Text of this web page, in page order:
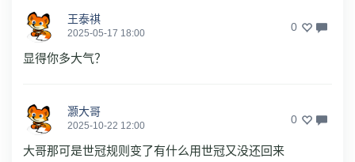
王泰祺
2025-05-17 18:00 0
显得你多大气？
灏大哥
2025-10-22 12:00 0
大哥那可是世冠规则变了有什么用世冠又没还回来